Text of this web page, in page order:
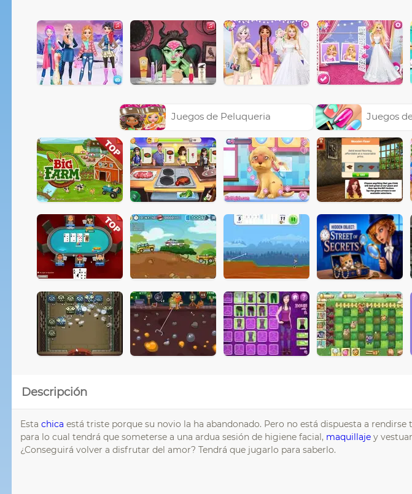
Juegos de Peluqueria Juegos
Descripción
Esta chica está triste porque su novio la ha abandonado. Pero no está dispuesta a
para lo cual tendrá que someterse a una ardua sesión de higiene facial, maquillaje y
¿Conseguirá volver a disfrutar del amor? Tendrá que jugarlo para saberlo.